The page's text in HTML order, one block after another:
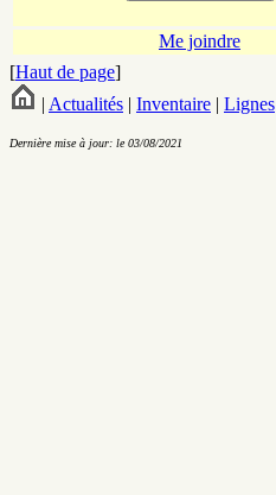
Me joindre
[Haut de page]
| Actualités | Inventaire | Lignes
Dernière mise à jour: le 03/08/2021